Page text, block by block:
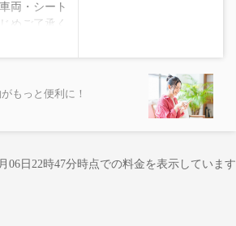
両・シート
めご了承く
もっと便利に！
06日22時47分時点での料金を表示しています